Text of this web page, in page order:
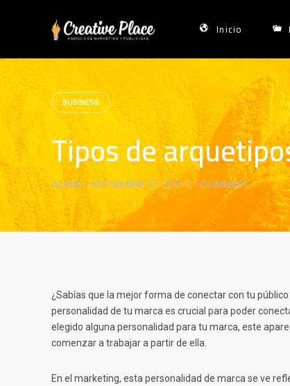
Inicio
BUSINESS
Tipos de
ADMIN-SEPTIEMBRE 27, 2017-1 COMMENT
¿Sabías que la mejor forma de conectar con tu
personalidad de tu marca es crucial para poder
elegido alguna personalidad para tu marca, este
comenzar a trabajar a partir de ella.
En el marketing, esta personalidad de marca se ve